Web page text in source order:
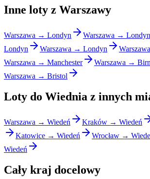
Inne loty z Warszawy
Warszawa → Londyn Warszawa → Londyn
Londyn
Warszawa → Londyn
Warszawa → Manchester
Warszawa →
Warszawa → Bristol
Loty do Wiednia z innych
Warszawa → Wiedeń Kraków → Wiedeń
Katowice → Wiedeń
Wrocław →
Wiedeń
Cały kraj docelowy